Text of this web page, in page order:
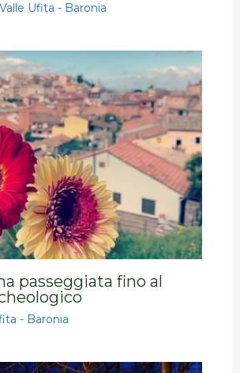
Valle Ufita - Baronia
passeggiata fino al
- Baronia